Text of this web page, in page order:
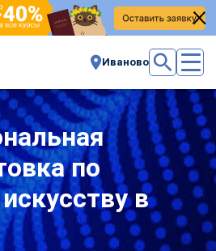
Иваново
по
в